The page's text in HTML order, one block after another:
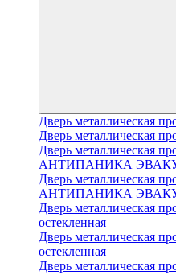
Дверь металлическая
Дверь металлическая
Дверь металлическая
АНТИПАНИКА
Дверь металлическая
АНТИПАНИКА
Дверь металлическая
остекленная
Дверь металлическая
остекленная
Дверь металлическая